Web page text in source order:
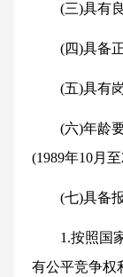
(三)具有
(四)具备
(五)具有
(六)年龄
(1989年10月
(七)具备
1.按照国
有公平竞争权